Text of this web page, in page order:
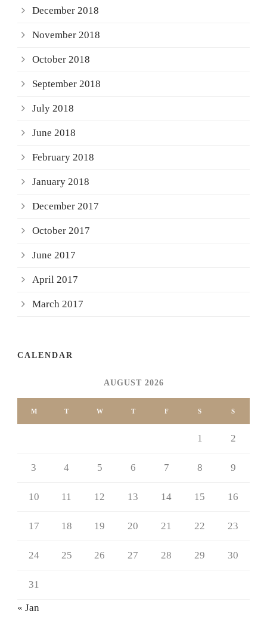
December 2018
November 2018
October 2018
September 2018
July 2018
June 2018
February 2018
January 2018
December 2017
October 2017
June 2017
April 2017
March 2017
CALENDAR
AUGUST 2026
M T W T F S S
1 2
3 4 5 6 7 8 9
10 11 12 13 14 15 16
17 18 19 20 21 22 23
24 25 26 27 28 29 30
31
« Jan